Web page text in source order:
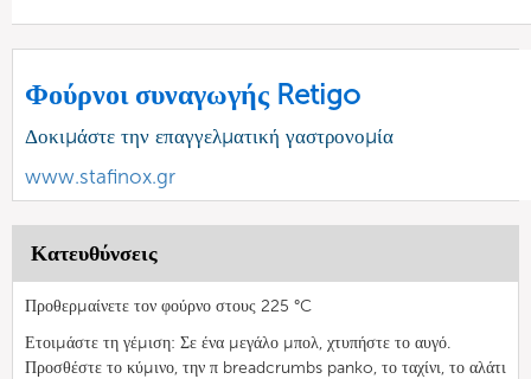
Φούρνοι συναγωγής Retigo
Δοκιμάστε την επαγγελματική γαστρονομία
www.stafinox.gr
Κατευθύνσεις
Προθερμαίνετε τον φούρνο στους 225 °C
Ετοιμάστε τη γέμιση: Σε ένα μεγάλο μπολ, χτυπήστε το αυγό.
Προσθέστε το κύμινο, την π breadcrumbs panko, το ταχίνι, το αλάτι